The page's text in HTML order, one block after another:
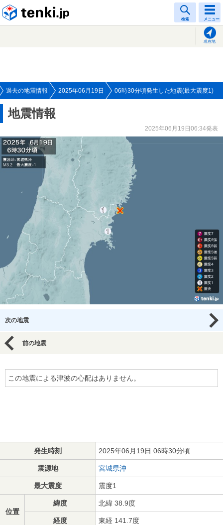
検索 メニュー
現在地
過去の地震情報 2025年06月19日 06時30分頃発生した地震(最大震度1)
地震情報
2025年06月19日06:34発表
次の地震
前の地震
この地震による津波の心配はありません。
発生時刻 2025年06月19日 06時30分頃
震源地 宮城県沖
最大震度 震度1
位置
緯度 北緯 38.9度
経度 東経 141.7度